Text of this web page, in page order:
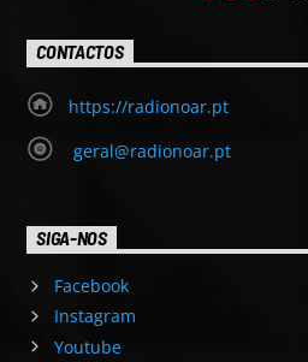
CONTACTOS
https://radionoar.pt
geral@radionoar.pt
SIGA-NOS
Facebook
Instagram
Youtube